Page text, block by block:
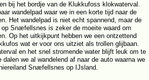
bij het bordje van de Klukkufoss klokwaterval.
wandelpad waar we in een korte tijd naar de
Het wandelpad is niet echt spannend, maar de
Snæfellsnes is zeker de moeite waard om
Op het uitkijkpunt hebben we een ontzettend
wat er voor ons uitziet als trollen glijbaan.
en het snel stromende water blijft leuk om te
we al wandelend af naar de auto waarna we
Snæfellsnes op IJsland.